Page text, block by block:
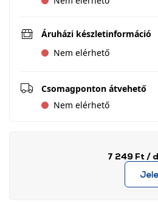
Áruházi készletinformáció
Nem elérhető
Csomagponton átvehető
Nem elérhető
7 249 Ft /